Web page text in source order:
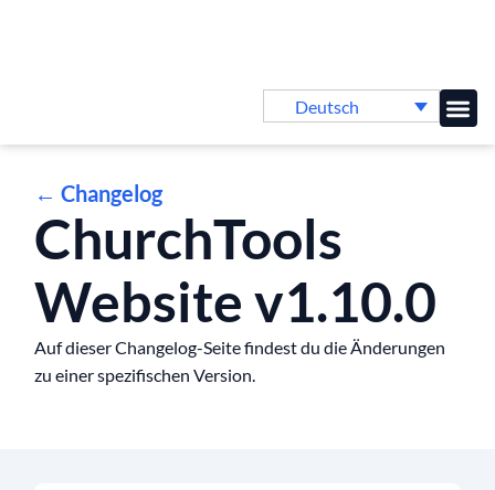
Deutsch
← Changelog
ChurchTools
Website v1.10.0
Auf dieser Changelog-Seite findest du die Änderungen
zu einer spezifischen Version.